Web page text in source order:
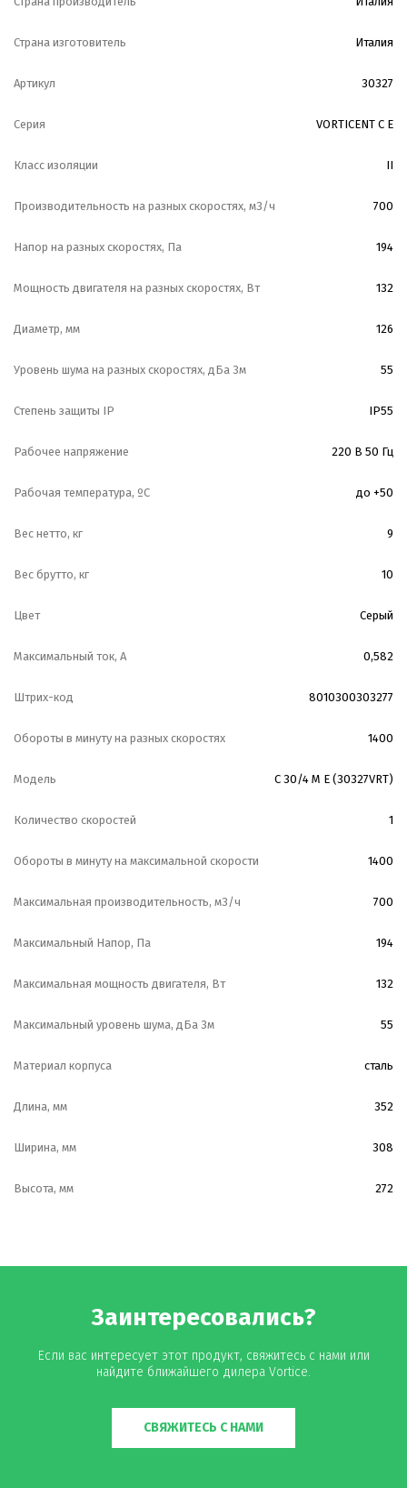
Страна изготовитель Италия
Артикул 30327
Серия VORTICENT C E
Класс изоляции II
Производительность на разных скоростях, м3/ч 700
Напор на разных скоростях, Па 194
Мощность двигателя на разных скоростях, Вт 132
Диаметр, мм 126
Уровень шума на разных скоростях, дБа 3м 55
Степень защиты IP IP55
Рабочее напряжение 220 В 50 Гц
Рабочая температура, ºС до +50
Вес нетто, кг 9
Вес брутто, кг 10
Цвет Серый
Максимальный ток, А 0,582
Штрих-код 8010300303277
Обороты в минуту на разных скоростях 1400
Модель C 30/4 M E (30327VRT)
Количество скоростей 1
Обороты в минуту на максимальной скорости 1400
Максимальная производительность, м3/ч 700
Максимальный Напор, Па 194
Максимальная мощность двигателя, Вт 132
Максимальный уровень шума, дБа 3м 55
Материал корпуса сталь
Длина, мм 352
Ширина, мм 308
Высота, мм 272
Заинтересовались?
Если вас интересует этот продукт, свяжитесь с нами или
найдите ближайшего дилера Vortice.
СВЯЖИТЕСЬ С НАМИ